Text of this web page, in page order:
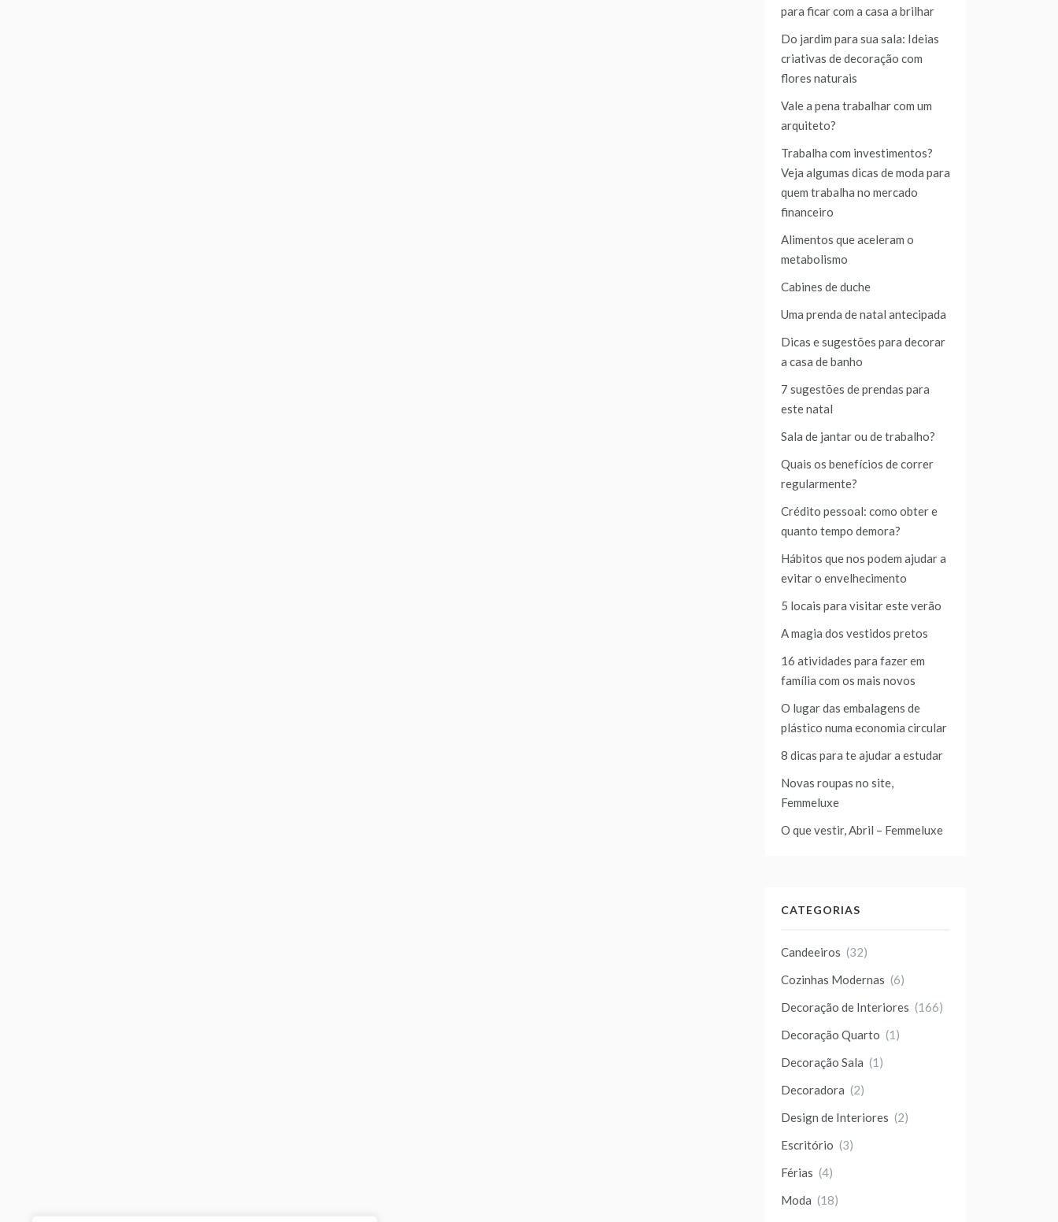
para ficar com a casa a brilhar
Do jardim para sua sala: Ideias
criativas de decoração com
flores naturais
Vale a pena trabalhar com um
arquiteto?
Trabalha com investimentos?
Veja algumas dicas de moda para
quem trabalha no mercado
financeiro
Alimentos que aceleram o
metabolismo
Cabines de duche
Uma prenda de natal antecipada
Dicas e sugestões para decorar
a casa de banho
7 sugestões de prendas para
este natal
Sala de jantar ou de trabalho?
Quais os benefícios de correr
regularmente?
Crédito pessoal: como obter e
quanto tempo demora?
Hábitos que nos podem ajudar a
evitar o envelhecimento
5 locais para visitar este verão
A magia dos vestidos pretos
16 atividades para fazer em
família com os mais novos
O lugar das embalagens de
plástico numa economia circular
8 dicas para te ajudar a estudar
Novas roupas no site,
Femmeluxe
O que vestir, Abril – Femmeluxe
CATEGORIAS
Candeeiros (32)
Cozinhas Modernas (6)
Decoração de Interiores (166)
Decoração Quarto (1)
Decoração Sala (1)
Decoradora (2)
Design de Interiores (2)
Escritório (3)
Férias (4)
Moda (18)